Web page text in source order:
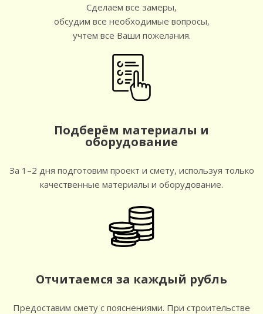
Сделаем все замеры,
обсудим все необходимые вопросы,
учтем все Ваши пожелания.
Подберём материалы и
оборудование
За 1–2 дня подготовим проект и смету, используя только
качественные материалы и оборудование.
Отчитаемся за каждый рубль
Предоставим смету с пояснениями. При строительстве